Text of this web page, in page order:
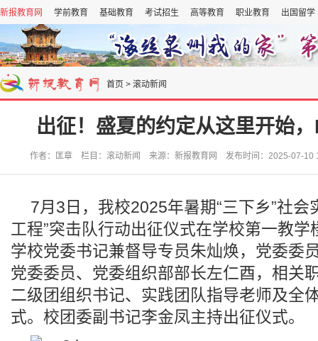
新报教育网 学前教育 基础教育 考试招生 高等教育 职业教育 出国留学
首页 > 滚动新闻
出征！盛夏的约定从这里开始
作者：匡章 栏目：滚动新闻 来源：新报教育网 发布时间：2025-07-10
7月3日，我校2025年暑期“三下乡”社会
工程”突击队行动出征仪式在学校第一教
学校党委书记兼督导专员朱灿焕，党委委
党委委员、党委组织部部长左仁酉，相关
二级团组织书记、实践团队指导老师及全
式。校团委副书记李金凤主持出征仪式。